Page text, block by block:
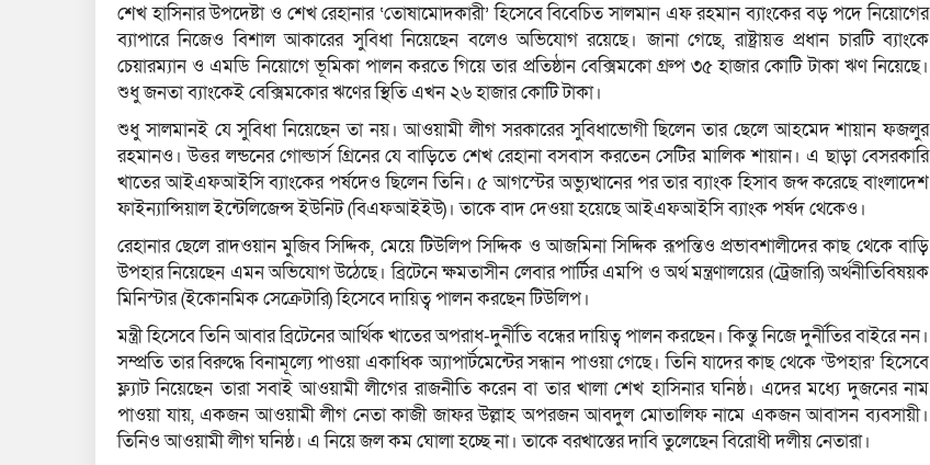
শেখ হাসিনার উপদেষ্টা ও শেখ রেহানার ‘তোষামোদকারী’ হিসেবে বিবেচিত সালমান এফ রহমান ব্যাংকের বড় পদে নিয়োগের
ব্যাপারে নিজেও বিশাল আকারের সুবিধা নিয়েছেন বলেও অভিযোগ রয়েছে। জানা গেছে, রাষ্ট্রায়ত্ত প্রধান চারটি ব্যাংকে
চেয়ারম্যান ও এমডি নিয়োগে ভূমিকা পালন করতে গিয়ে তার প্রতিষ্ঠান বেক্সিমকো গ্রুপ ৩৫ হাজার কোটি টাকা ঋণ নিয়েছে।
শুধু জনতা ব্যাংকেই বেক্সিমকোর ঋণের স্থিতি এখন ২৬ হাজার কোটি টাকা।
শুধু সালমানই যে সুবিধা নিয়েছেন তা নয়। আওয়ামী লীগ সরকারের সুবিধাভোগী ছিলেন তার ছেলে আহমেদ শায়ান ফজলুর
রহমানও। উত্তর লন্ডনের গোল্ডার্স গ্রিনের যে বাড়িতে শেখ রেহানা বসবাস করতেন সেটির মালিক শায়ান। এ ছাড়া বেসরকারি
খাতের আইএফআইসি ব্যাংকের পর্ষদেও ছিলেন তিনি। ৫ আগস্টের অভ্যুত্থানের পর তার ব্যাংক হিসাব জব্দ করেছে বাংলাদেশ
ফাইন্যান্সিয়াল ইন্টেলিজেন্স ইউনিট (বিএফআইইউ)। তাকে বাদ দেওয়া হয়েছে আইএফআইসি ব্যাংক পর্ষদ থেকেও।
রেহানার ছেলে রাদওয়ান মুজিব সিদ্দিক, মেয়ে টিউলিপ সিদ্দিক ও আজমিনা সিদ্দিক রূপন্তিও প্রভাবশালীদের কাছ থেকে বাড়ি
উপহার নিয়েছেন এমন অভিযোগ উঠেছে। ব্রিটেনে ক্ষমতাসীন লেবার পার্টির এমপি ও অর্থ মন্ত্রণালয়ের (ট্রেজারি) অর্থনীতিবিষয়ক
মিনিস্টার (ইকোনমিক সেক্রেটারি) হিসেবে দায়িত্ব পালন করছেন টিউলিপ।
মন্ত্রী হিসেবে তিনি আবার ব্রিটেনের আর্থিক খাতের অপরাধ-দুর্নীতি বন্ধের দায়িত্ব পালন করছেন। কিন্তু নিজে দুর্নীতির বাইরে নন।
সম্প্রতি তার বিরুদ্ধে বিনামূল্যে পাওয়া একাধিক অ্যাপার্টমেন্টের সন্ধান পাওয়া গেছে। তিনি যাদের কাছ থেকে ‘উপহার’ হিসেবে
ফ্ল্যাট নিয়েছেন তারা সবাই আওয়ামী লীগের রাজনীতি করেন বা তার খালা শেখ হাসিনার ঘনিষ্ঠ। এদের মধ্যে দুজনের নাম
পাওয়া যায়, একজন আওয়ামী লীগ নেতা কাজী জাফর উল্লাহ অপরজন আবদুল মোতালিফ নামে একজন আবাসন ব্যবসায়ী।
তিনিও আওয়ামী লীগ ঘনিষ্ঠ। এ নিয়ে জল কম ঘোলা হচ্ছে না। তাকে বরখাস্তের দাবি তুলেছেন বিরোধী দলীয় নেতারা।